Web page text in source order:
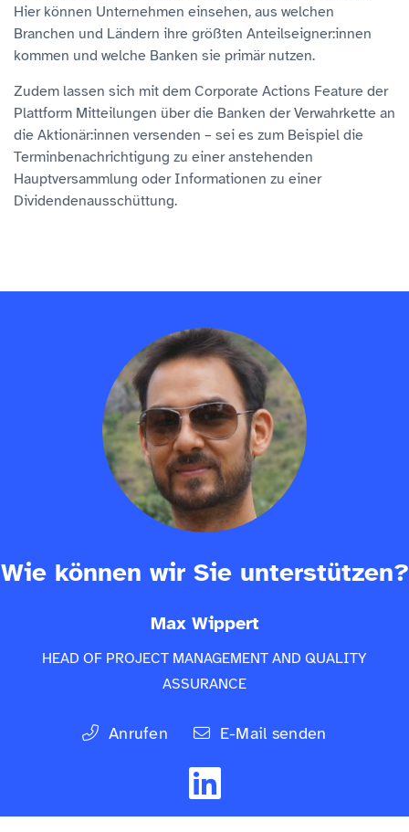
Hier können Unternehmen einsehen, aus welchen
Branchen und Ländern ihre größten Anteilseigner:innen
kommen und welche Banken sie primär nutzen.
Zudem lassen sich mit dem Corporate Actions Feature der
Plattform Mitteilungen über die Banken der Verwahrkette an
die Aktionär:innen versenden – sei es zum Beispiel die
Terminbenachrichtigung zu einer anstehenden
Hauptversammlung oder Informationen zu einer
Dividendenausschüttung.
Wie können wir Sie unterstützen?
Max Wippert
HEAD OF PROJECT MANAGEMENT AND QUALITY
ASSURANCE
Anrufen E-Mail senden